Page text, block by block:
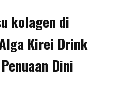
kolagen di
Kirei Drink
Dini